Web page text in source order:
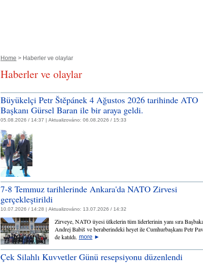
Home > Haberler ve olaylar
Haberler ve olaylar
Büyükelçi Petr Štěpánek 4 Ağustos 2026 tarihinde ATO
Başkanı Gürsel Baran ile bir araya geldi.
05.08.2026 / 14:37 | Aktualizováno: 06.08.2026 / 15:33
7-8 Temmuz tarihlerinde Ankara'da NATO Zirvesi
gerçekleştirildi
10.07.2026 / 14:28 | Aktualizováno: 13.07.2026 / 14:32
Zirveye, NATO üyesi ülkelerin tüm liderlerinin yanı sıra
Andrej Babiš ve beraberindeki heyet ile Cumhurbaşkanı Petr
de katıldı. more ►
Çek Silahlı Kuvvetler Günü resepsiyonu düzenlendi